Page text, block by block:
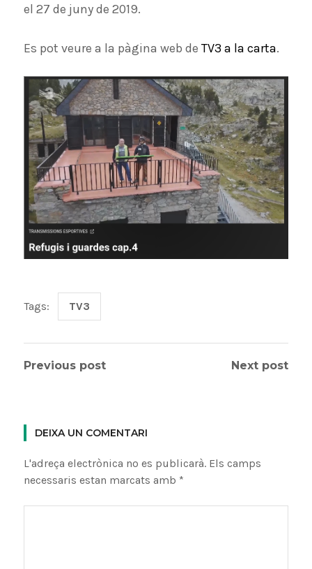
el 27 de juny de 2019.
Es pot veure a la pàgina web de TV3 a la carta.
Tags: TV3
Previous post Next post
DEIXA UN COMENTARI
L'adreça electrònica no es publicarà. Els camps
necessaris estan marcats amb *